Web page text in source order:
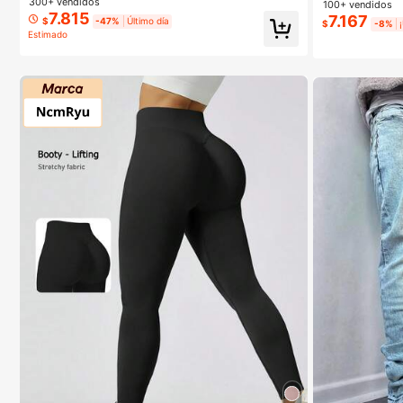
$7.815 -47%
Último día
Estimado
interior sexy,
100+ vendidos
$7.167 -8%